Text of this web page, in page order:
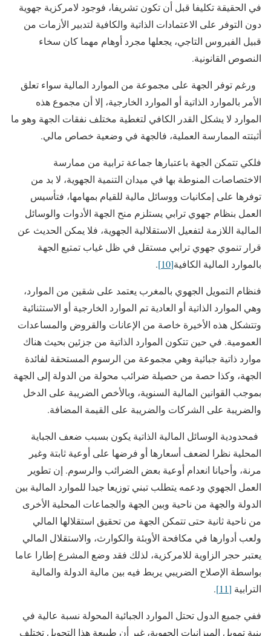
في الحقيقة تكليفا قبل أن تكون تشريفا، فوجود لامركزية جهوية
دون التوفر على الاعتمادات الذاتية والكافية لتدبير الأزمات من
قبيل الفيروس التاجي، يجعلها مجرد أوهام مهما كان سخاء
النصوص القانونية.
ورغم توفر الجهة على مجموعة من الموارد المالية سواء تعلق
الأمر بالموارد الذاتية أو الموارد الخارجية، إلا أن مجموع هذه
الموارد لا يشكل القدر الكافي لتغطية مختلف نفقات الجهة وهو ما
أثبتته الممارسة العملية، فالجهة في وضعية خصاص مالي.
فلكي تتمكن الجهة باعتبارها جماعة ترابية من ممارسة
الاختصاصات المنوطة بها في ميدان التنمية الجهوية، لا بد من
توفرها على إمكانيات ووسائل مالية للقيام بمهامها، فتأسيس
العمل بنظام جهوي ترابي يستلزم منح الجهة الأدوات والوسائل
المالية اللازمة لتفعيل الاستقلالية الجهوية، فلا يمكن الحديث عن
قرار تنموي جهوي ترابي مستقل في ظل غياب تمتيع الجهة
بالموارد المالية الكافية[10]
.
فنظام التمويل الجهوي بالمغرب يعتمد على شقين من الموارد،
وهي الموارد الذاتية أو العادية تم الموارد الخارجية أو الاستثنائية
وتتشكل هذه الأخيرة خاصة من الإعانات والقروض والمساعدات
العمومية. في حين تتكون الموارد الذاتية من جزئين بحيث هناك
موارد ذاتية جبائية وهي مجموعة من الرسوم المستحقة لفائدة
الجهة، وكذا حصة من حصيلة ضرائب محولة من الدولة إلى الجهة
بموجب القوانين المالية السنوية، وبالأخص الضريبة على الدخل
والضريبة على الشركات والضريبة على القيمة المضافة.
فمحدودية الوسائل المالية الذاتية يكون بسبب ضعف الجباية
المحلية نظرا لضعف أسعارها أو فرضها على أوعية ثابتة وغير
مرنة، وأحيانا انعدام أوعية بعض الضرائب والرسوم. إن تطوير
العمل الجهوي ودعمه يتطلب تبني توزيعا جيدا للموارد المالية بين
الدولة والجهة من ناحية وبين الجهة والجماعات المحلية الأخرى
من ناحية ثانية حتى تتمكن الجهة من تحقيق استقلالها المالي
ولعب أدوارها في مكافحة الأوبئة والكوارث، والاستقلال المالي
يعتبر حجر الزاوية للامركزية، لذلك فقد وضع المشرع إطارا عاما
بواسطة الإصلاح الضريبي يربط فيه بين مالية الدولة والمالية
الترابية [11]
.
ففي جميع الدول تحتل الموارد الجبائية المحولة نسبة عالية في
بنية تمويل الميزانيات الجهوية، غير أن طبيعة هذا التحويل تختلف